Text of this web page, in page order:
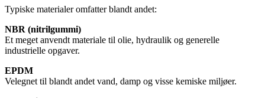
Typiske materialer omfatter blandt andet:
NBR (nitrilgummi)
Et meget anvendt materiale til olie, hydraulik og generelle
industrielle opgaver.
EPDM
Velegnet til blandt andet vand, damp og visse kemiske miljøer.